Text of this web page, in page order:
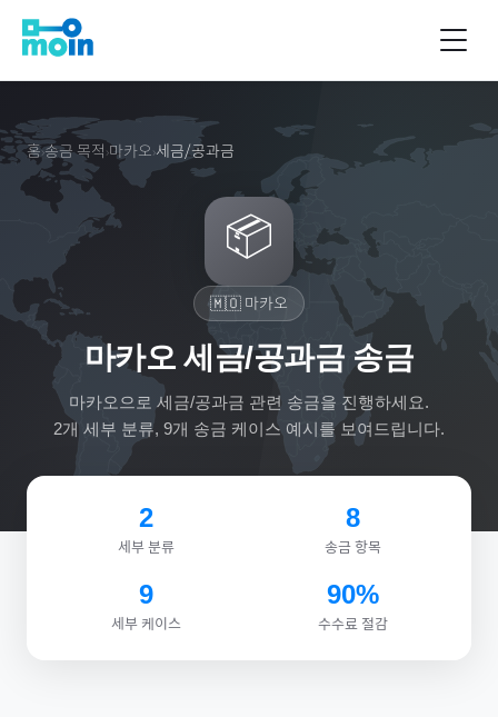
홈›송금 목적 ›마카오›세금/공과금
📦
🇲🇴 마카오
마카오 세금/공과금 송금
마카오 으로 세금/공과금 관련 송금을 진행하세요.
2개 세부 분류, 9개 송금 케이스 예시를 보여드립니다.
2
세부 분류
8
송금 항목
9
세부 케이스
90%
수수료 절감